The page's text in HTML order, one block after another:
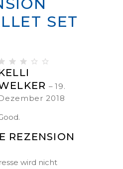
SET
– 19.
2018
REZENSION
wird nicht